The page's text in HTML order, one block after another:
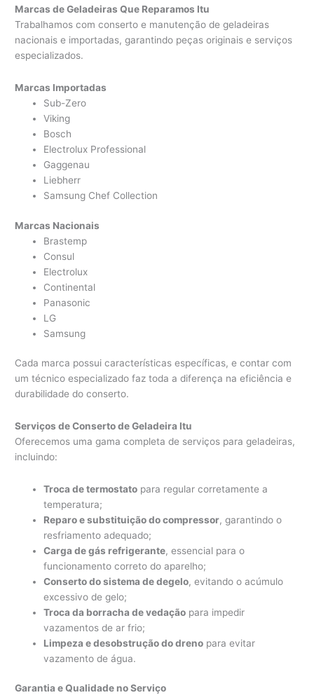
Marcas de Geladeiras Que Reparamos Itu
Trabalhamos com conserto e manutenção de geladeiras
nacionais e importadas, garantindo peças originais e serviços
especializados.
Marcas Importadas
Sub-Zero
Viking
Bosch
Electrolux Professional
Gaggenau
Liebherr
Samsung Chef Collection
Marcas Nacionais
Brastemp
Consul
Electrolux
Continental
Panasonic
LG
Samsung
Cada marca possui características específicas, e contar com
um técnico especializado faz toda a diferença na eficiência e
durabilidade do conserto.
Serviços de Conserto de Geladeira Itu
Oferecemos uma gama completa de serviços para geladeiras,
incluindo:
Troca de termostato para regular corretamente a
temperatura;
Reparo e substituição do compressor, garantindo o
resfriamento adequado;
Carga de gás refrigerante, essencial para o
funcionamento correto do aparelho;
Conserto do sistema de degelo, evitando o acúmulo
excessivo de gelo;
Troca da borracha de vedação para impedir
vazamentos de ar frio;
Limpeza e desobstrução do dreno para evitar
vazamento de água.
Garantia e Qualidade no Serviço